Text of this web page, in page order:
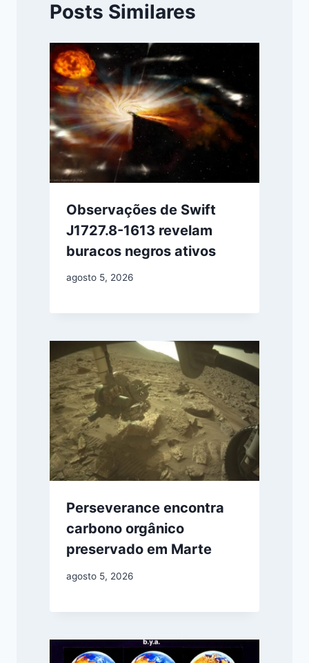
Posts Similares
Observações de Swift
J1727.8-1613 revelam
buracos negros ativos
agosto 5, 2026
Perseverance encontra
carbono orgânico
preservado em Marte
agosto 5, 2026